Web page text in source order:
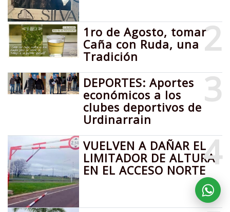
2
1ro de Agosto, tomar
Caña con Ruda, una
Tradición
3
DEPORTES: Aportes
económicos a los
clubes deportivos de
Urdinarrain
4
VUELVEN A DAÑAR EL
LIMITADOR DE ALTURA
EN EL ACCESO NORTE